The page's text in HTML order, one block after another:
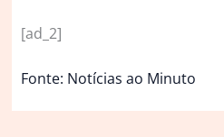
[ad_2]
Fonte: Notícias ao Minuto